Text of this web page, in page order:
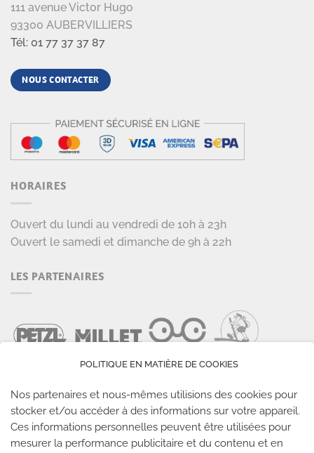
111 avenue Victor Hugo
93300 AUBERVILLIERS
Tél: 01 77 37 37 87
NOUS CONTACTER
HORAIRES
Ouvert du lundi au vendredi de 10h à 23h
Ouvert le samedi et dimanche de 9h à 22h
LES PARTENAIRES
LES SALLES CLIMB UP
POLITIQUE EN MATIÈRE DE COOKIES
Nos partenaires et nous-mêmes utilisions des cookies pour
stocker et/ou accéder à des informations sur votre appareil.
Ces informations personnelles peuvent être utilisées pour
mesurer la performance publicitaire et du contenu et en